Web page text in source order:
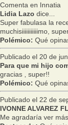
Comenta en Innatia
Lidia Lazo dice...
Super fabulasa la
muchisiiiiiiiiiiimo,
Polémico: Qué
Publicado el 20 de
Para que mi hijo
gracias , super!!
Polémico: Qué
Publicado el 22 de
IVONNE ALVAREZ
Me agradaría ver